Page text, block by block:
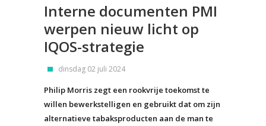
Interne documenten PMI
werpen nieuw licht op
IQOS-strategie
dinsdag 02 juli 2024
Philip Morris zegt een rookvrije toekomst te
willen bewerkstelligen en gebruikt dat om zijn
alternatieve tabaksproducten aan de man te